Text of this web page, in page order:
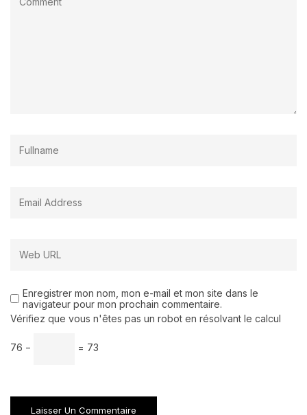
Enregistrer mon nom, mon e-mail et mon site dans le
navigateur pour mon prochain commentaire.
Vérifiez que vous n'êtes pas un robot en résolvant le calcul
76 − = 73